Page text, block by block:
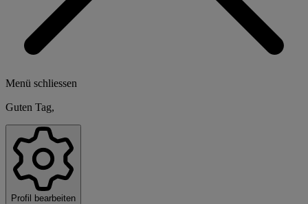
Menü schliessen
Guten Tag,
Profil bearbeiten